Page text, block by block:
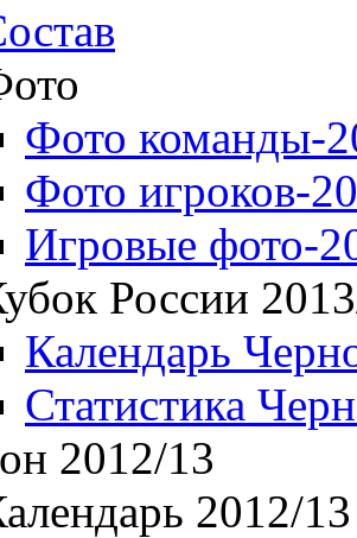
Фото команды-
Фото игроков-
Игровые фото-
России
Календарь
Статистика
2012/13
2012/13